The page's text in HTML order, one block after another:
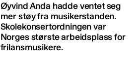
Øyvind Anda hadde ventet seg
mer støy fra musikerstanden.
Skolekonsertordningen var
Norges største arbeidsplass for
frilansmusikere.